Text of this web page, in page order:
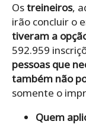
Ostreineiros,
irão concluir o
tiveram a
592.959
pessoas que
também não
somente o
Quem